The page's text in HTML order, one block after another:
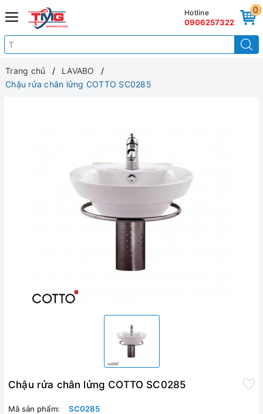
0
Hotline
0906257322
Trang chủ
LAVABO
Chậu rửa chân lửng COTTO SC0285
Chậu rửa chân lửng COTTO SC0285
Mã sản phẩm:
SC0285